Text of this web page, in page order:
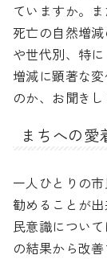
ていますか。
死亡の自然増
や世代別、特
増減に顕著な
のか、お聞きし
まちへの愛
一人ひとりの
勧めることが
民意識につい
の結果から改